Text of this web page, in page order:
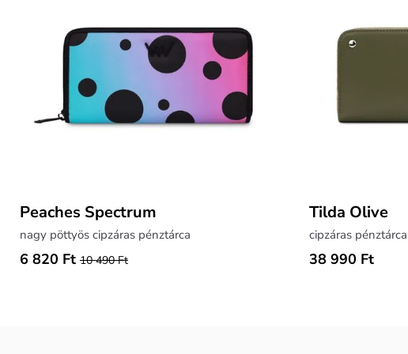
Peaches Spectrum
nagy pöttyös cipzáras pénztárca
6 820 Ft 10 490 Ft
Tilda Olive
cipzáras
38 990 Ft